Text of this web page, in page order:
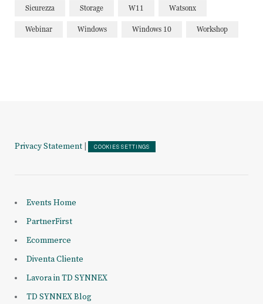
Sicurezza Storage W11 Watsonx
Webinar Windows Windows 10 Workshop
Privacy Statement COOKIES SETTINGS
Events Home
PartnerFirst
Ecommerce
Diventa Cliente
Lavora in TD SYNNEX
TD SYNNEX Blog